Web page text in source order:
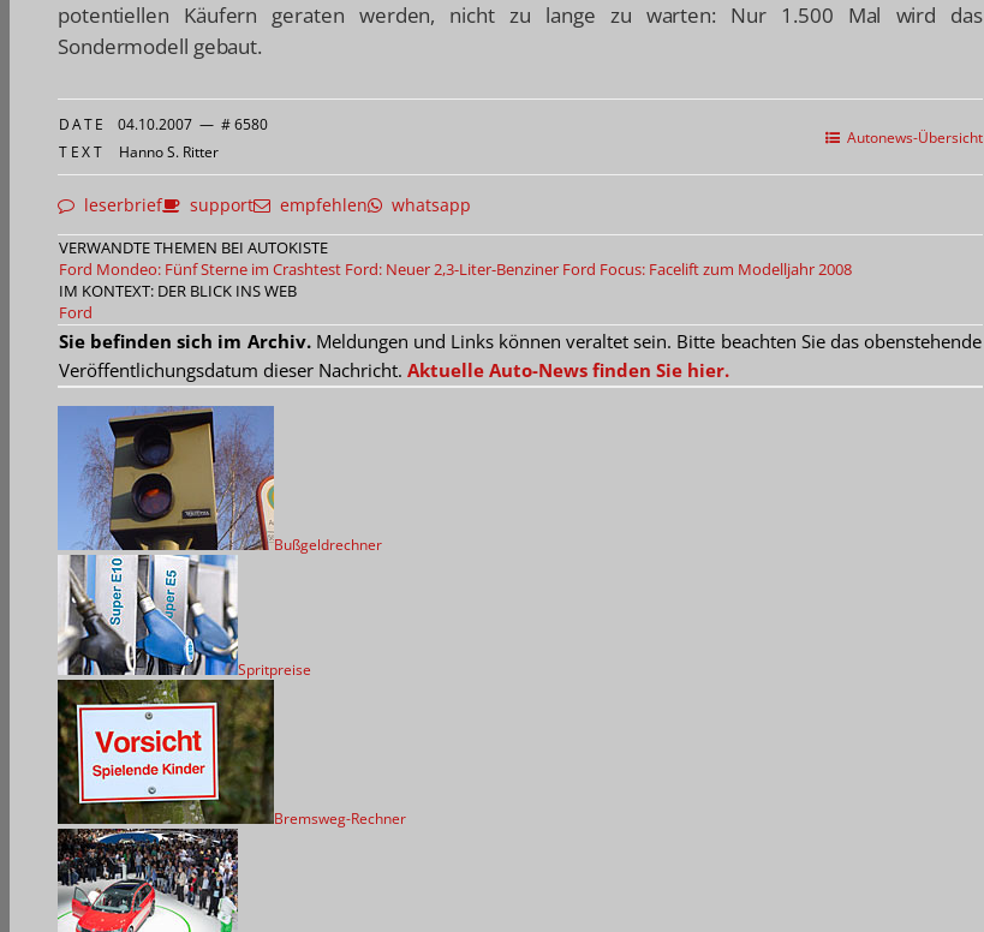
potentiellen Käufern geraten werden, nicht zu lange zu warten: Nur 1.500 Mal wird das
Sondermodell gebaut.
Autonews-Übersicht
DATE 04.10.2007 — # 6580
TEXT Hanno S. Ritter
leserbrief support empfehlen whatsapp
VERWANDTE THEMEN BEI AUTOKISTE
Ford Mondeo: Fünf Sterne im Crashtest Ford: Neuer 2,3-Liter-Benziner Ford Focus: Facelift zum Modelljahr 2008
IM KONTEXT: DER BLICK INS WEB
Ford
Sie befinden sich im Archiv.Meldungen und Links können veraltet sein. Bitte beachten Sie das obenstehende
Veröffentlichungsdatum dieser Nachricht. Aktuelle Auto-News finden Sie hier.
Bußgeldrechner
Spritpreise
Bremsweg-Rechner